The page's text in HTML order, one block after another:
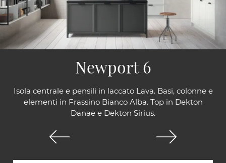
Isola centrale e pensili in laccato Lava. Basi, colonne e
elementi in Frassino Bianco Alba. Top in Dekton
Danae e Dekton Sirius.
Newport 6